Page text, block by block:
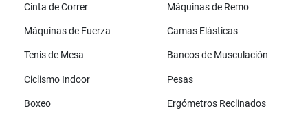
Cinta de Correr Máquinas de Remo
Máquinas de Fuerza Camas Elásticas
Tenis de Mesa Bancos de Musculación
Ciclismo Indoor Pesas
Boxeo Ergómetros Reclinados